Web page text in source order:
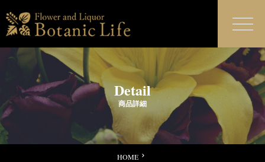
Detail
商品詳細
HOME